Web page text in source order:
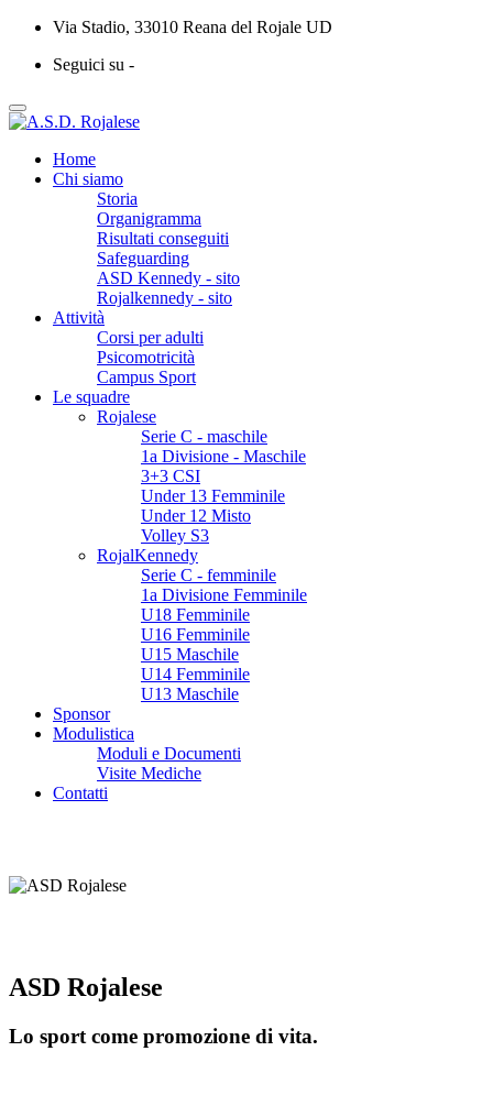
Via Stadio, 33010 Reana del Rojale UD
Seguici su -
Home
Chi siamo
Storia
Organigramma
Risultati conseguiti
Safeguarding
ASD Kennedy - sito
Rojalkennedy - sito
Attività
Corsi per adulti
Psicomotricità
Campus Sport
Le squadre
Rojalese
Serie C - maschile
1a Divisione - Maschile
3+3 CSI
Under 13 Femminile
Under 12 Misto
Volley S3
RojalKennedy
Serie C - femminile
1a Divisione Femminile
U18 Femminile
U16 Femminile
U15 Maschile
U14 Femminile
U13 Maschile
Sponsor
Modulistica
Moduli e Documenti
Visite Mediche
Contatti
ASD Rojalese
Lo sport come promozione di vita.